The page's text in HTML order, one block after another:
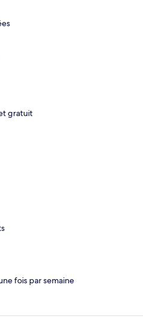
gratuit
fois par semaine